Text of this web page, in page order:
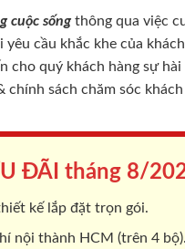
cuộc sốngthông qua việc
cầu khắc khe của khách
cho quý khách hàng sự
chính sách chăm sóc
ĐÃI tháng 8/
kế lắp đặt trọn gói.
nội thành HCM (trên 4 bộ).